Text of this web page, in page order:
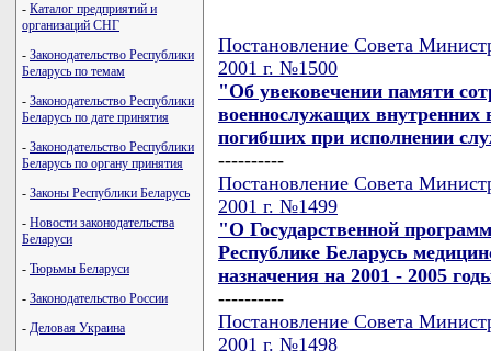
- Каталог предприятий и
организаций СНГ
- Законодательство Республики
Беларусь по темам
- Законодательство Республики
Беларусь по дате принятия
- Законодательство Республики
Беларусь по органу принятия
- Законы Республики Беларусь
- Новости законодательства
Беларуси
- Тюрьмы Беларуси
- Законодательство России
- Деловая Украина
Постановление Совета
2001 г. №1500
"Об увековечении памяти
военнослужащих внутренних
погибших при исполнении
----------
Постановление Совета
2001 г. №1499
"О Государственной
Республике Беларусь
назначения на 2001 - 2005
----------
Постановление Совета
2001 г. №1498